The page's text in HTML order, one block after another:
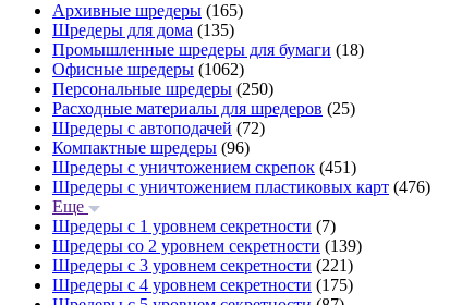
Архивные шредеры (165)
Шредеры для дома (135)
Промышленные шредеры для бумаги (18)
Офисные шредеры (1062)
Персональные шредеры (250)
Расходные материалы для шредеров (25)
Шредеры с автоподачей (72)
Компактные шредеры (96)
Шредеры с уничтожением скрепок (451)
Шредеры с уничтожением пластиковых карт (476)
Еще
Шредеры с 1 уровнем секретности (7)
Шредеры со 2 уровнем секретности (139)
Шредеры с 3 уровнем секретности (221)
Шредеры с 4 уровнем секретности (175)